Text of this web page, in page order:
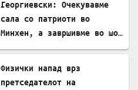
Георгиевски: Очекувавме
сала со патриоти во
Минхен, а завршивме во шок
Физички напад врз
претседателот на